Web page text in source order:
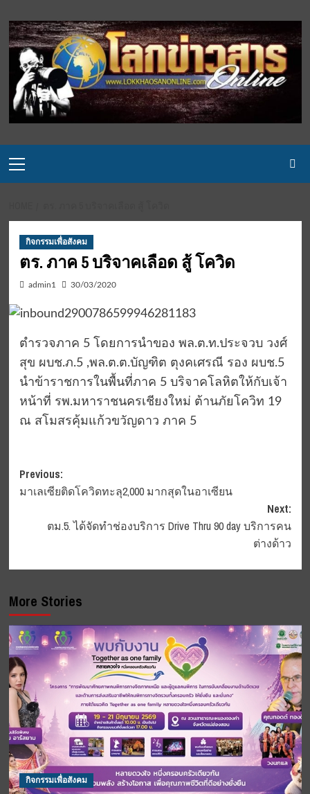
to
content
Menu
กิจกรรมเพื่อสังคม
ตร. ภาค 5 บริจาคเลือด สู้ โควิด
admin1 30/03/2020
ตำรวจภาค 5 โดยการนำของ พล.ต.ท.ประจวบ วงศ์
สุข ผบช.ภ.5 ,พล.ต.ต.บัญฑิต ตุงคเศรณี รอง ผบช.5
นำข้าราชการในพื้นที่ภาค 5 บริจาคโลหิตให้กับเจ้า
หน้าที่ รพ.มหาราชนครเชียงใหม่ ต้านภัยโควิท 19
ณ สโมสรคุ้มแก้วขวัญดาว ภาค 5
Post
navigation
Previous:
มาเลเซียติดโควิดทะลุ2,000 มากสุดในอาเซียน
Next:
ตม.5. ได้จัดทำช่องบริการ Drive Thru 90 day บริการคน
ต่างด้าว
More Stories
กิจกรรมเพื่อสังคม